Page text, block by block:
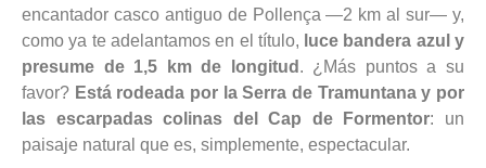
encantador casco antiguo de Pollença —2 km al sur— y,
como ya te adelantamos en el título, luce bandera azul y
presume de 1,5 km de longitud . ¿Más puntos a su
favor? Está rodeada por la Serra de Tramuntana y por
las escarpadas colinas del Cap de Formentor: un
paisaje natural que es, simplemente, espectacular.